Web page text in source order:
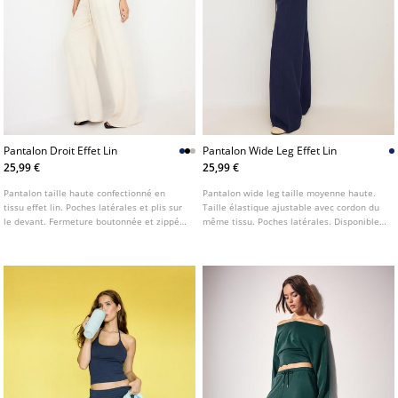
Pantalon Droit Effet Lin
25,99 €
Pantalon taille haute confectionné en
tissu effet lin. Poches latérales et plis sur
le devant. Fermeture boutonnée et zippée.
Pantalon Wide Leg Effet Lin
25,99 €
Pantalon wide leg taille moyenne haute.
Taille élastique ajustable avec cordon du
même tissu. Poches latérales. Disponible